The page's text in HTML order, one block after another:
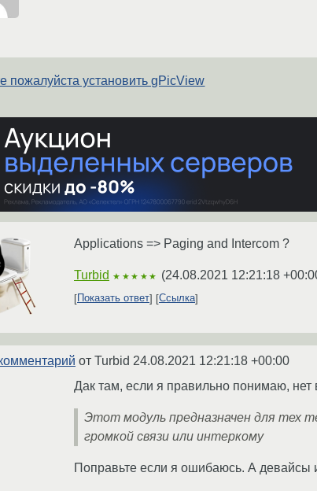
пожалуйста установить gPicView
Applications => Paging and Intercom ?
Turbid ★★★★★ (24.08.2021 12:21:18
Показать ответ Ссылка
от Turbid 24.08.2021 12:21:18 +00:00
Дак там, если я правильно понимаю, нет
Этот модуль предназначен для тех
громкой связи или интеркому
Поправьте если я ошибаюсь. А девайсы